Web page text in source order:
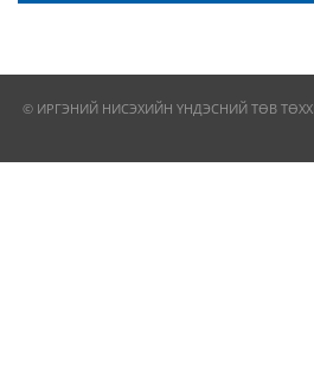
© ИРГЭНИЙ НИСЭХИЙН ҮНДЭСНИЙ ТӨВ